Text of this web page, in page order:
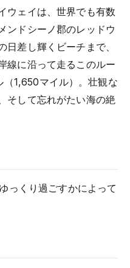
ウェイは、世界でも有数
ンドシーノ郡のレッドウ
日差し輝くビーチまで、
線に沿って走るこのルー
（1,650マイル）。壮観な
そして忘れがたい海の絶
っくり過ごすかによって